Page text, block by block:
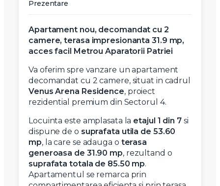
Prezentare
Apartament nou, decomandat cu 2
camere, terasa impresionanta 31.9 mp,
acces facil Metrou Aparatorii Patriei
Va oferim spre vanzare un apartament
decomandat cu 2 camere, situat in cadrul
Venus Arena Residence, proiect
rezidential premium din Sectorul 4.
Locuinta este amplasata la etajul 1 din 7si
dispune de o suprafata utila de 53.60
mp, la care se adauga o terasa
generoasa de 31.90 mp, rezultand o
suprafata totala de 85.50 mp.
Apartamentul se remarca prin